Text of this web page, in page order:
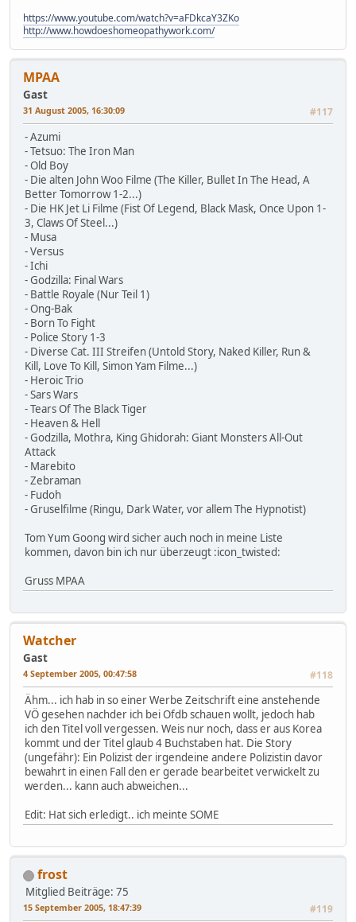
https://www.youtube.com/watch?v=aFDkcaY3ZKo
http://www.howdoeshomeopathywork.com/
MPAA
Gast
31 August 2005, 16:30:09 #117
- Azumi
- Tetsuo: The Iron Man
- Old Boy
- Die alten John Woo Filme (The Killer, Bullet In The Head, A
Better Tomorrow 1-2...)
- Die HK Jet Li Filme (Fist Of Legend, Black Mask, Once Upon 1-
3, Claws Of Steel...)
- Musa
- Versus
- Ichi
- Godzilla: Final Wars
- Battle Royale (Nur Teil 1)
- Ong-Bak
- Born To Fight
- Police Story 1-3
- Diverse Cat. III Streifen (Untold Story, Naked Killer, Run &
Kill, Love To Kill, Simon Yam Filme...)
- Heroic Trio
- Sars Wars
- Tears Of The Black Tiger
- Heaven & Hell
- Godzilla, Mothra, King Ghidorah: Giant Monsters All-Out
Attack
- Marebito
- Zebraman
- Fudoh
- Gruselfilme (Ringu, Dark Water, vor allem The Hypnotist)
Tom Yum Goong wird sicher auch noch in meine Liste
kommen, davon bin ich nur überzeugt :icon_twisted:
Gruss MPAA
Watcher
Gast
4 September 2005, 00:47:58 #118
Ähm... ich hab in so einer Werbe Zeitschrift eine anstehende
VÖ gesehen nachder ich bei Ofdb schauen wollt, jedoch hab
ich den Titel voll vergessen. Weis nur noch, dass er aus Korea
kommt und der Titel glaub 4 Buchstaben hat. Die Story
(ungefähr): Ein Polizist der irgendeine andere Polizistin davor
bewahrt in einen Fall den er gerade bearbeitet verwickelt zu
werden... kann auch abweichen...
Edit: Hat sich erledigt.. ich meinte SOME
frost
Mitglied Beiträge: 75
15 September 2005, 18:47:39 #119